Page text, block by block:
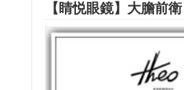
【睛悦眼鏡】大膽前